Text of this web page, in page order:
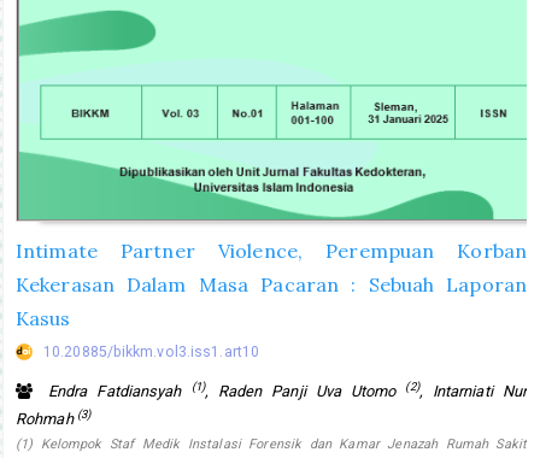
Intimate Partner Violence, Perempuan Korban
Kekerasan Dalam Masa Pacaran : Sebuah Laporan
Kasus
10.20885/bikkm.vol3.iss1.art10
Endra Fatdiansyah (1), Raden Panji Uva Utomo (2), Intarniati Nur
Rohmah (3)
(1) Kelompok Staf Medik Instalasi Forensik dan Kamar Jenazah Rumah Sakit